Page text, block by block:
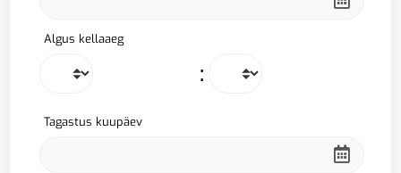
Algus kellaaeg
:
Tagastus kuupäev